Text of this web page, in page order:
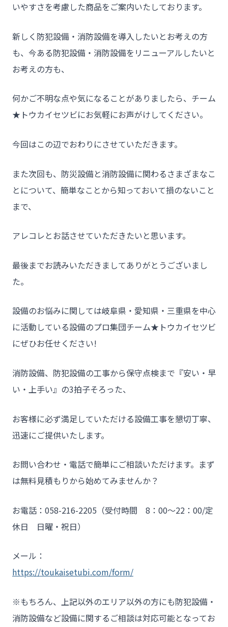
いやすさを考慮した商品をご案内いたしております。
新しく防犯設備・消防設備を導入したいとお考えの方
も、今ある防犯設備・消防設備をリニューアルしたいと
お考えの方も、
何かご不明な点や気になることがありましたら、チーム
★トウカイセツビにお気軽にお声がけしてください。
今回はこの辺でおわりにさせていただきます。
また次回も、防災設備と消防設備に関わるさまざまなこ
とについて、簡単なことから知っておいて損のないこと
まで、
アレコレとお話させていただきたいと思います。
最後までお読みいただきましてありがとうございまし
た。
設備のお悩みに関しては岐阜県・愛知県・三重県を中心
に活動している設備のプロ集団チーム★トウカイセツビ
にぜひお任せください!
消防設備、防犯設備の工事から保守点検まで『安い・早
い・上手い』の3拍子そろった、
お客様に必ず満足していただける設備工事を懇切丁寧、
迅速にご提供いたします。
お問い合わせ・電話で簡単にご相談いただけます。まず
は無料見積もりから始めてみませんか？
お電話：058-216-2205（受付時間 8：00～22：00/定
休日 日曜・祝日）
メール：
https://toukaisetubi.com/form/
※もちろん、上記以外のエリア以外の方にも防犯設備・
消防設備など設備に関するご相談は対応可能となってお